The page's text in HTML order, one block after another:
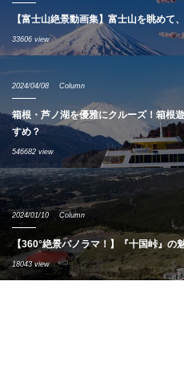
【富士山絶景動画集】富士山を眺めて
33606 view
2024/04/08 Column
箱根・芦ノ湖を優雅にクルーズ！箱根
すめ？
546682 view
2024/01/10 Column
【360°絶景パノラマ！】『十国峠』の
18043 view